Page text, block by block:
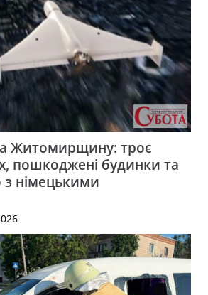
Житомирщину: троє
пошкоджені будинки та
з німецькими